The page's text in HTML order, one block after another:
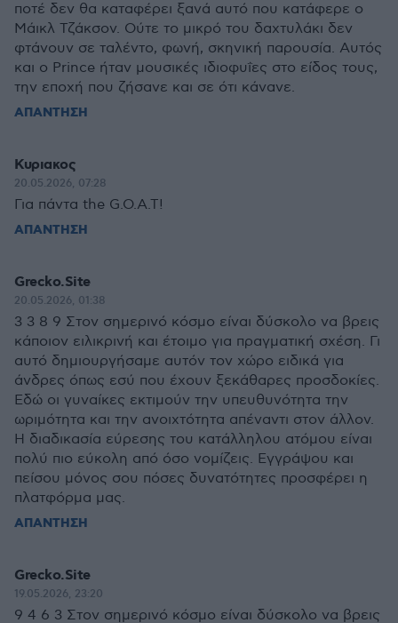
ποτέ δεν θα καταφέρει ξανά αυτό που κατάφερε ο
Μάικλ Τζάκσον. Ούτε το μικρό του δαχτυλάκι δεν
φτάνουν σε ταλέντο, φωνή, σκηνική παρουσία. Αυτός
και ο Prince ήταν μουσικές ιδιοφυΐες στο είδος τους,
την εποχή που ζήσανε και σε ότι κάνανε.
ΑΠΑΝΤΗΣΗ
Κυριακος
20.05.2026, 07:28
Για πάντα the G.O.A.T!
ΑΠΑΝΤΗΣΗ
Grecko.Site
20.05.2026, 01:38
3 3 8 9 Στον σημερινό κόσμο είναι δύσκολο να βρεις
κάποιον ειλικρινή και έτοιμο για πραγματική σχέση. Γι
αυτό δημιουργήσαμε αυτόν τον χώρο ειδικά για
άνδρες όπως εσύ που έχουν ξεκάθαρες προσδοκίες.
Εδώ οι γυναίκες εκτιμούν την υπευθυνότητα την
ωριμότητα και την ανοιχτότητα απέναντι στον άλλον.
Η διαδικασία εύρεσης του κατάλληλου ατόμου είναι
πολύ πιο εύκολη από όσο νομίζεις. Εγγράψου και
πείσου μόνος σου πόσες δυνατότητες προσφέρει η
πλατφόρμα μας.
ΑΠΑΝΤΗΣΗ
Grecko.Site
19.05.2026, 23:20
9 4 6 3 Στον σημερινό κόσμο είναι δύσκολο να βρεις